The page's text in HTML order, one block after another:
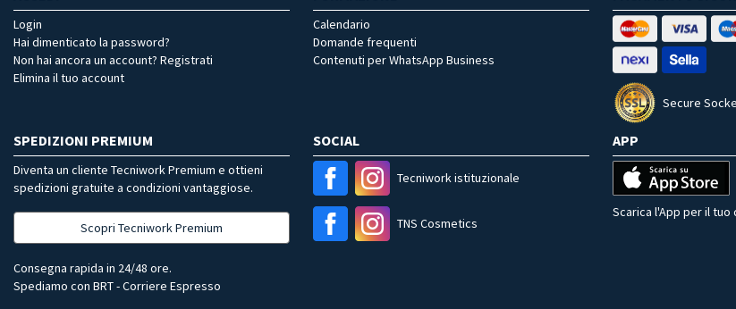
Login
Hai dimenticato la password?
Non hai ancora un account? Registrati
Elimina il tuo account
Calendario
Domande frequenti
Contenuti per WhatsApp Business
Secure
SPEDIZIONI PREMIUM
Diventa un cliente Tecniwork Premium e ottieni
spedizioni gratuite a condizioni vantaggiose.
Scopri Tecniwork Premium
Consegna rapida in 24/48 ore.
Spediamo con BRT - Corriere Espresso
SOCIAL
Tecniwork istituzionale
TNS Cosmetics
APP
Scarica l'App per il